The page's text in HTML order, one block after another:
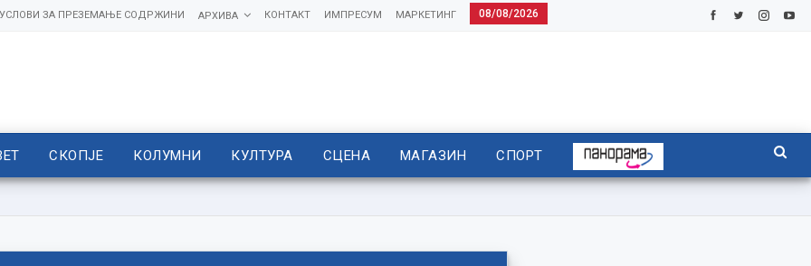
08/08/2026
МАРКЕТИНГ
ИМПРЕСУМ
КОНТАКТ
АРХИВА
УСЛОВИ ЗА ПРЕЗЕМАЊЕ СОДРЖИНИ
СКОПЈЕ КОЛУМНИ КУЛТУРА СЦЕНА МАГАЗИН СПОРТ